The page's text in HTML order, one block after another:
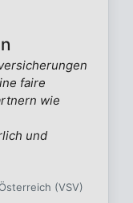
faire
wie
und
(VSV)